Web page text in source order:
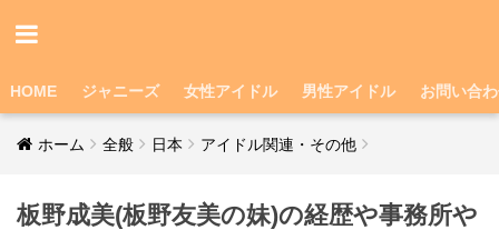
HOME ジャニーズ 女性アイドル 男性アイドル お問い合
ホーム 全般 日本 アイドル関連・その他
板野成美(板野友美の妹)の経歴や事務所や